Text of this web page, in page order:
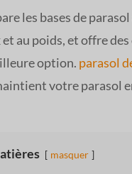
les bases de
au poids, et offre
option. parasol
votre parasol
masquer